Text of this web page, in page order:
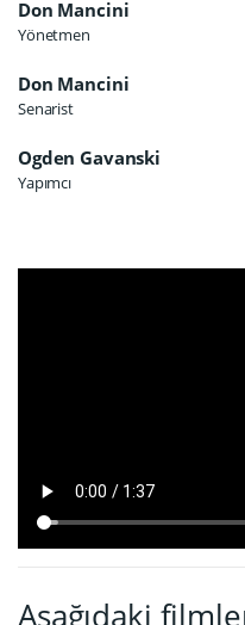
Don Mancini
Yönetmen
Don Mancini
Senarist
Ogden Gavanski
Yapımcı
Aşağıdaki